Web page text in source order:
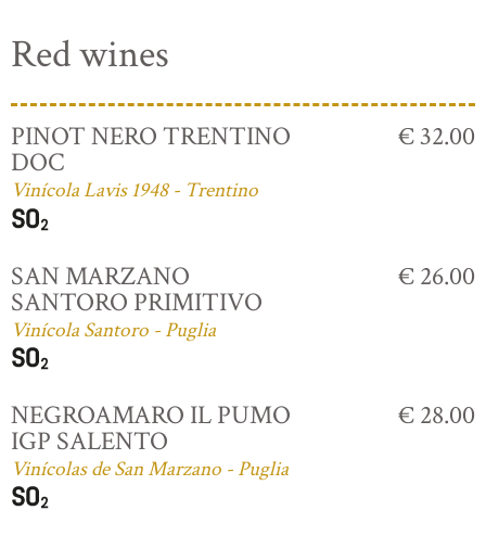
Red wines
PINOT NERO TRENTINO
DOC
Vinícola Lavis 1948 - Trentino
€ 32.00
SAN MARZANO
SANTORO PRIMITIVO
Vinícola Santoro - Puglia
€ 26.00
NEGROAMARO IL PUMO
IGP SALENTO
Vinícolas de San Marzano - Puglia
€ 28.00